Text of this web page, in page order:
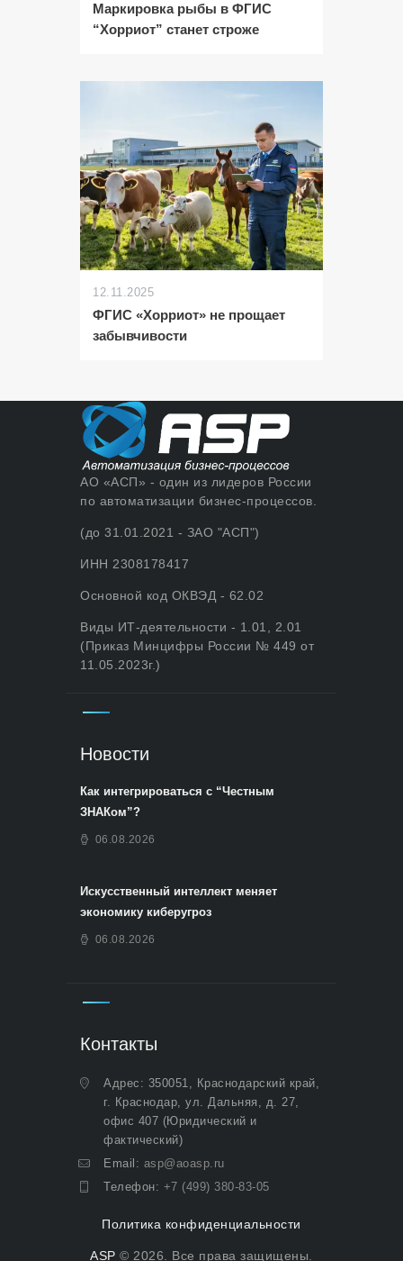
Маркировка рыбы в ФГИС
“Хорриот” станет строже
12.11.2025
ФГИС «Хорриот» не прощает
забывчивости
АО «АСП» - один из лидеров России
по автоматизации бизнес-процессов.
(до 31.01.2021 - ЗАО "АСП")
ИНН 2308178417
Основной код ОКВЭД - 62.02
Виды ИТ-деятельности - 1.01, 2.01
(Приказ Минцифры России № 449 от
11.05.2023г.)
Новости
Как интегрироваться с “Честным
ЗНАКом”?
06.08.2026
Искусственный интеллект меняет
экономику киберугроз
06.08.2026
Контакты
Адрес: 350051, Краснодарский край,
г. Краснодар, ул. Дальняя, д. 27,
офис 407 (Юридический и
фактический)
Email: asp@aoasp.ru
Телефон: +7 (499) 380-83-05
Политика конфиденциальности
ASP © 2026. Все права защищены.